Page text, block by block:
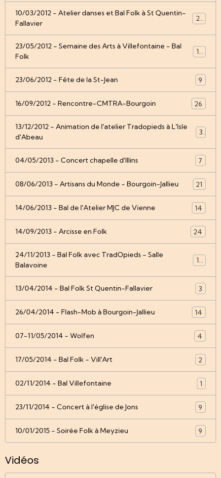
10/03/2012 - Atelier danses et Bal Folk à St Quentin-
Fallavier
22
23/05/2012 - Semaine des Arts à Villefontaine - Bal
Folk
12
23/06/2012 - Fête de la St-Jean 9
16/09/2012 - Rencontre-CMTRA-Bourgoin 26
13/12/2012 - Animation de l'atelier Tradopieds à L'Isle
d'Abeau
3
04/05/2013 - Concert chapelle d'Illins 7
08/06/2013 - Artisans du Monde - Bourgoin-Jallieu 21
14/06/2013 - Bal de l'Atelier MJC de Vienne 14
14/09/2013 - Arcisse en Folk 24
24/11/2013 - Bal Folk avec TradOpieds - Salle
Balavoine
12
13/04/2014 - Bal Folk St Quentin-Fallavier 3
26/04/2014 - Flash-Mob à Bourgoin-Jallieu 14
07-11/05/2014 - Wolfen 4
17/05/2014 - Bal Folk - Vill'Art 2
02/11/2014 - Bal Villefontaine 1
23/11/2014 - Concert à l'église de Jons 9
10/01/2015 - Soirée Folk à Meyzieu 9
Vidéos